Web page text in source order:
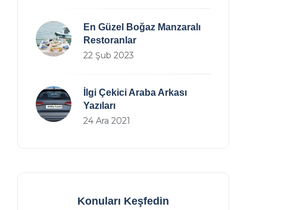
En Güzel Boğaz Manzaralı
Restoranlar
22 Şub 2023
İlgi Çekici Araba Arkası
Yazıları
24 Ara 2021
Konuları Keşfedin